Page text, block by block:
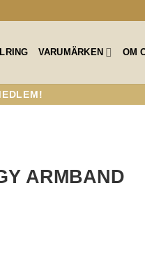
VARUMÄRKEN OM
ARMBAND